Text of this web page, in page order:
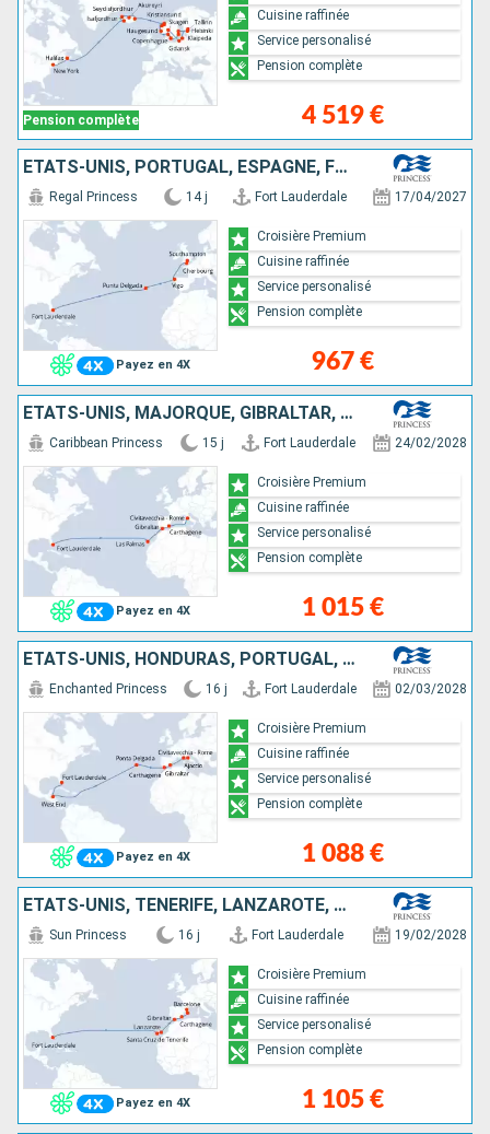
Pension complète 4 519 €
Cuisine raffinée
Service personalisé
Pension complète
ÉTATS-UNIS, PORTUGAL, ESPAGNE, FRANCE, ROYAUME-UNI
Payez en 4X
Regal Princess 14 j Fort Lauderdale 17/04/2027
967 €
Croisière Premium
Cuisine raffinée
Service personalisé
Pension complète
ÉTATS-UNIS, MAJORQUE, GIBRALTAR, ESPAGNE, ITALIE
Payez en 4X
Caribbean Princess 15 j Fort Lauderdale 24/02/2028
1 015 €
Croisière Premium
Cuisine raffinée
Service personalisé
Pension complète
ÉTATS-UNIS, HONDURAS, PORTUGAL, GIBRALTAR, ESPAGNE, FRANCE, ITALIE
Payez en 4X
Enchanted Princess 16 j Fort Lauderdale 02/03/2028
1 088 €
Croisière Premium
Cuisine raffinée
Service personalisé
Pension complète
ÉTATS-UNIS, TENERIFE, LANZAROTE, GIBRALTAR, ESPAGNE, MAJORQUE
Payez en 4X
Sun Princess 16 j Fort Lauderdale 19/02/2028
1 105 €
Croisière Premium
Cuisine raffinée
Service personalisé
Pension complète